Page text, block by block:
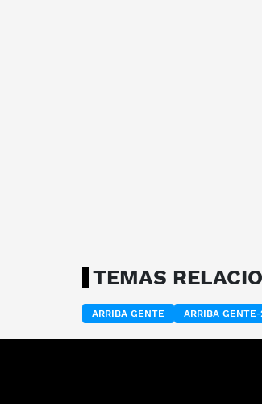
TEMAS
ARRIBA GENTE ARRIBA